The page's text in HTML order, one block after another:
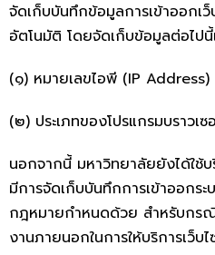
จัดเก็บบันทึกข้อมูลการเข้าออกเ
อัตโนมัติ โดยจัดเก็บข้อมูลต่อไป
(๑) หมายเลขไอพี (IP Address)
(๒) ประเภทของโปรแกรมบราวเ
นอกจากนี้ มหาวิทยาลัยยังได้ใช้
มีการจัดเก็บบันทึกการเข้าออกระ
กฎหมายกำหนดด้วย สำหรับกร
งานภายนอกในการให้บริการเว็บ